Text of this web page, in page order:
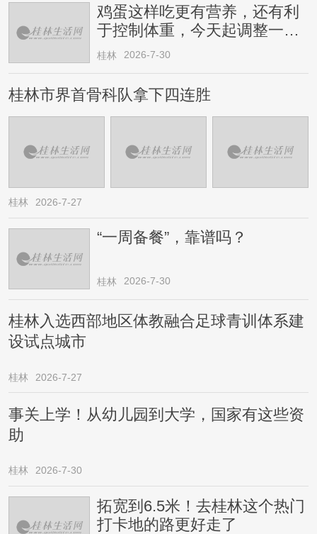
鸡蛋这样吃更有营养，还有利
于控制体重，今天起调整一下
→
桂林 2026-7-30
桂林市界首骨科队拿下四连胜
桂林 2026-7-27
“一周备餐”，靠谱吗？
桂林 2026-7-30
桂林入选西部地区体教融合足球青训体系建
设试点城市
桂林 2026-7-27
事关上学！从幼儿园到大学，国家有这些资
助
桂林 2026-7-30
拓宽到6.5米！去桂林这个热门
打卡地的路更好走了